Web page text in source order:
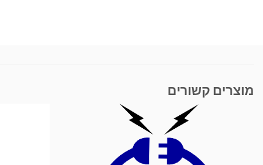
מוצרים קשורים